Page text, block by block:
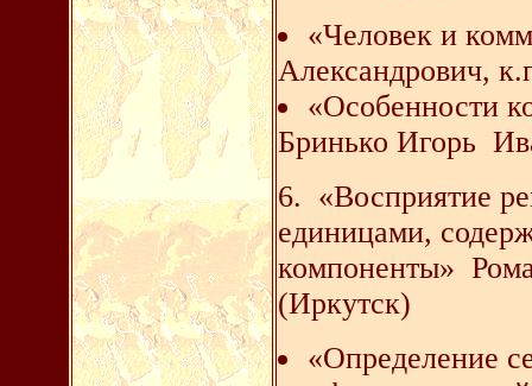
«Человек и
Александрович,
«Особенности
Бринько Игорь
6. «Восприятие
единицами,
компоненты»
(Иркутск)
«Определение